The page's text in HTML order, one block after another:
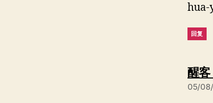
hua-
回复
醒
05/